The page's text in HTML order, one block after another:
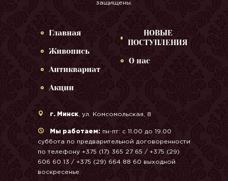
защищены.
Главная
Живопись
Антиквариат
Акции
НОВЫЕ
ПОСТУПЛЕНИЯ
О нас
г. Минск , ул. Комсомольская, 8
Мы работаем: пн-пт: с 11.00 до 19.00
суббота по предварительной договоренности
по телефону +375 (17) 365 27 65 / +375 (29)
606 60 13 / +375 (29) 664 88 60 выходной
воскресенье.